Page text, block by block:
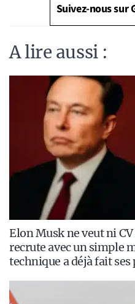
Suivez-nous sur
A lire aussi :
Elon Musk ne veut ni
recrute avec un simple
technique a déjà fait ses